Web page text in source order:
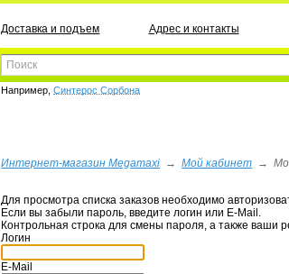
Доставка и подъем Адрес и контакты
Например,Синтерос Сорбона
Интернет-магазин Megamaxi →Мой кабинет →
Для просмотра списка заказов необходимо
Если вы забыли пароль, введите логин или E-Mail.
Контрольная строка для смены пароля, а также ваши
Логин
E-Mail